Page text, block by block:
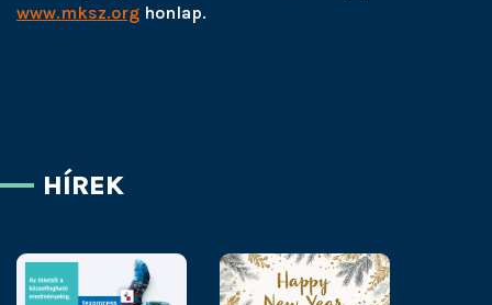
www.mksz.org honlap.
HÍREK